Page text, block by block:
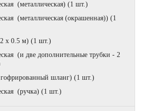
(металлическая) (1 шт.)
(металлическая (окрашенная)) (1
х 0.5 м) (1 шт.)
(и две дополнительные трубки - 2
шланг) (1 шт.)
(ручка) (1 шт.)